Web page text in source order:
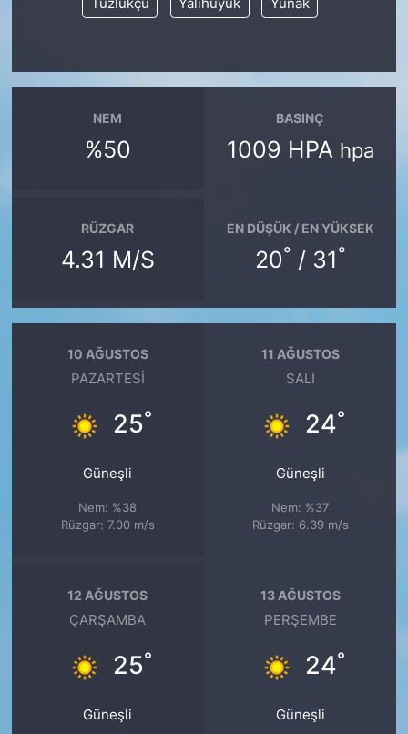
Tuzlukçu Yalıhüyük Yunak
NEM
%50
BASINÇ
1009 HPA hpa
RÜZGAR
4.31 M/S
EN DÜŞÜK / EN YÜKSEK
20° / 31°
10 AĞUSTOS
PAZARTESI
25°
Güneşli
Nem: %38
Rüzgar: 7.00 m/s
11 AĞUSTOS
SALI
24°
Güneşli
Nem: %37
Rüzgar: 6.39 m/s
12 AĞUSTOS
ÇARŞAMBA
25°
Güneşli
13 AĞUSTOS
PERŞEMBE
24°
Güneşli